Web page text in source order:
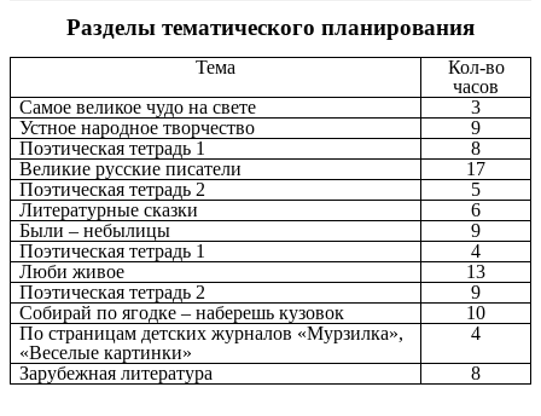
Разделы тематического планирования
Тема
Кол-во
часов
Самое великое чудо на свете
3
Устное народное творчество
9
Поэтическая тетрадь 1
8
Великие русские писатели
17
Поэтическая тетрадь 2
5
Литературные сказки
6
Были – небылицы
9
Поэтическая тетрадь 1
4
Люби живое
13
Поэтическая тетрадь 2
9
Собирай по ягодке – наберешь кузовок
10
По страницам детских журналов «Мурзилка»,
«Веселые картинки»
4
Зарубежная литература
8